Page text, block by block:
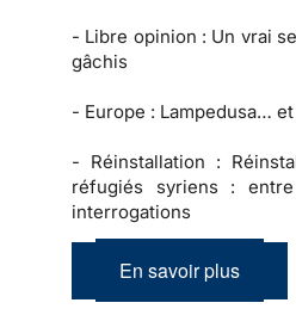
- Libre opinion : Un vrai
gâchis
- Europe : Lampedusa…
- Réinstallation :
réfugiés syriens :
interrogations
En savoir plus